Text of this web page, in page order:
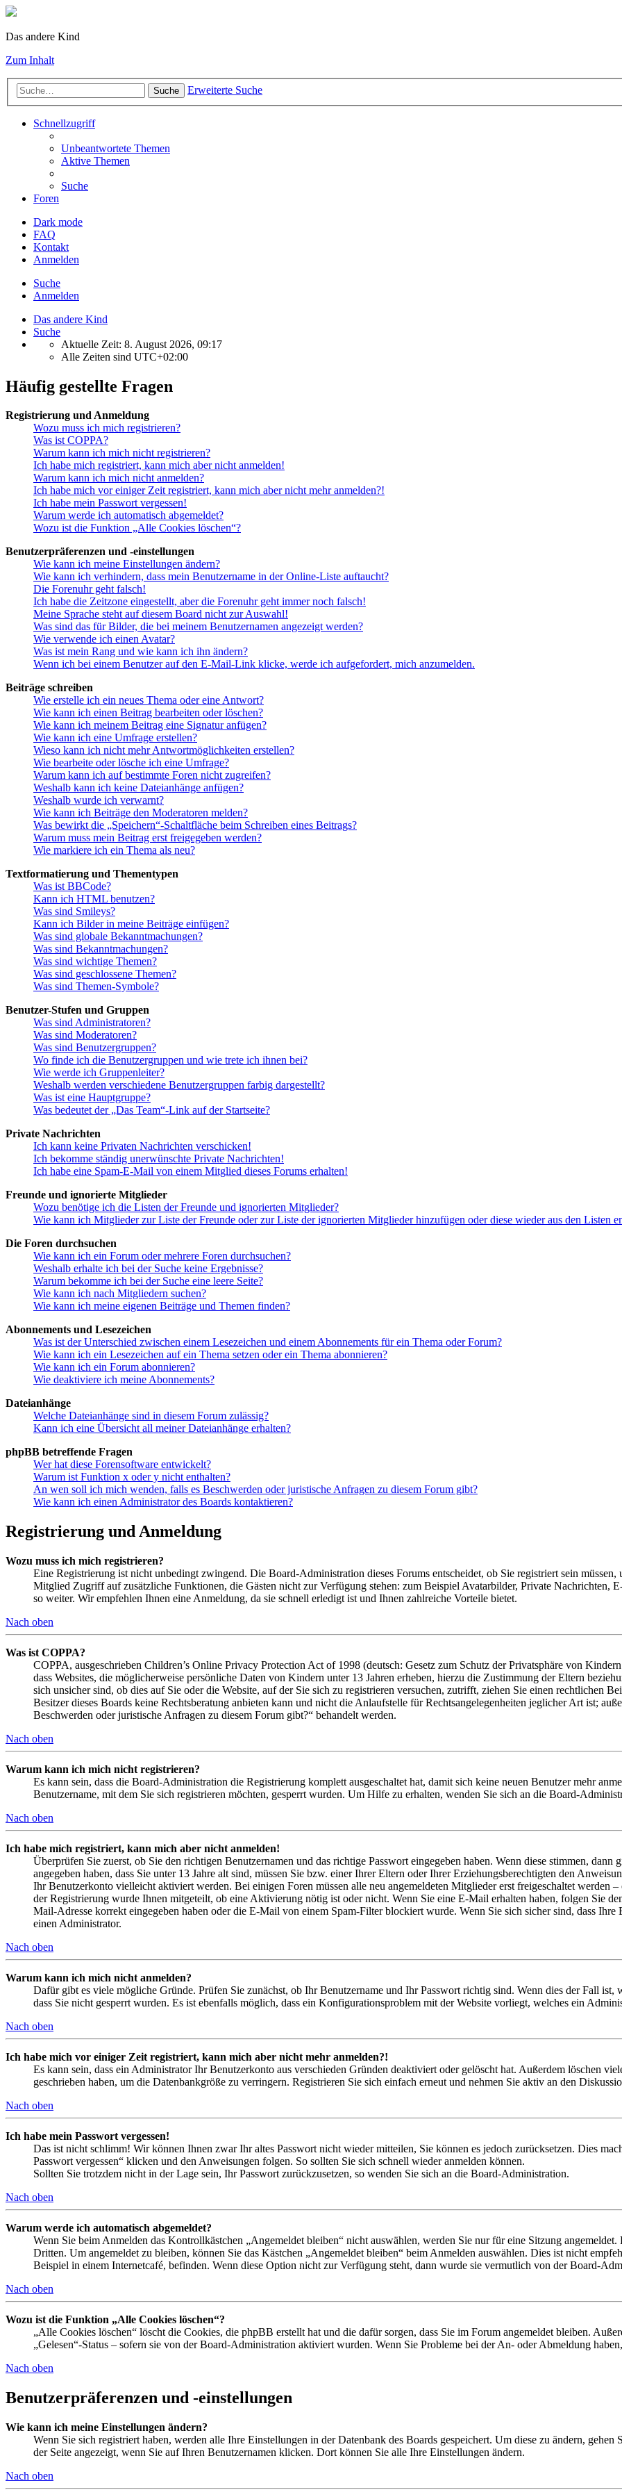
Das andere Kind
Zum Inhalt
Suche Erweiterte Suche
Schnellzugriff
Unbeantwortete Themen
Aktive Themen
Suche
Foren
Dark mode
FAQ
Kontakt
Anmelden
Suche
Anmelden
Das andere Kind
Suche
Aktuelle Zeit: 8. August 2026, 09:17
Alle Zeiten sind UTC+02:00
Häufig gestellte Fragen
Registrierung und Anmeldung
Wozu muss ich mich registrieren?
Was ist COPPA?
Warum kann ich mich nicht registrieren?
Ich habe mich registriert, kann mich aber nicht anmelden!
Warum kann ich mich nicht anmelden?
Ich habe mich vor einiger Zeit registriert, kann mich aber nicht mehr anmelden?!
Ich habe mein Passwort vergessen!
Warum werde ich automatisch abgemeldet?
Wozu ist die Funktion „Alle Cookies löschen“?
Benutzerpräferenzen und -einstellungen
Wie kann ich meine Einstellungen ändern?
Wie kann ich verhindern, dass mein Benutzername in der Online-Liste auftaucht?
Die Forenuhr geht falsch!
Ich habe die Zeitzone eingestellt, aber die Forenuhr geht immer noch falsch!
Meine Sprache steht auf diesem Board nicht zur Auswahl!
Was sind das für Bilder, die bei meinem Benutzernamen angezeigt werden?
Wie verwende ich einen Avatar?
Was ist mein Rang und wie kann ich ihn ändern?
Wenn ich bei einem Benutzer auf den E-Mail-Link klicke, werde ich aufgefordert, mich anzumelden.
Beiträge schreiben
Wie erstelle ich ein neues Thema oder eine Antwort?
Wie kann ich einen Beitrag bearbeiten oder löschen?
Wie kann ich meinem Beitrag eine Signatur anfügen?
Wie kann ich eine Umfrage erstellen?
Wieso kann ich nicht mehr Antwortmöglichkeiten erstellen?
Wie bearbeite oder lösche ich eine Umfrage?
Warum kann ich auf bestimmte Foren nicht zugreifen?
Weshalb kann ich keine Dateianhänge anfügen?
Weshalb wurde ich verwarnt?
Wie kann ich Beiträge den Moderatoren melden?
Was bewirkt die „Speichern“-Schaltfläche beim Schreiben eines Beitrags?
Warum muss mein Beitrag erst freigegeben werden?
Wie markiere ich ein Thema als neu?
Textformatierung und Thementypen
Was ist BBCode?
Kann ich HTML benutzen?
Was sind Smileys?
Kann ich Bilder in meine Beiträge einfügen?
Was sind globale Bekanntmachungen?
Was sind Bekanntmachungen?
Was sind wichtige Themen?
Was sind geschlossene Themen?
Was sind Themen-Symbole?
Benutzer-Stufen und Gruppen
Was sind Administratoren?
Was sind Moderatoren?
Was sind Benutzergruppen?
Wo finde ich die Benutzergruppen und wie trete ich ihnen bei?
Wie werde ich Gruppenleiter?
Weshalb werden verschiedene Benutzergruppen farbig dargestellt?
Was ist eine Hauptgruppe?
Was bedeutet der „Das Team“-Link auf der Startseite?
Private Nachrichten
Ich kann keine Privaten Nachrichten verschicken!
Ich bekomme ständig unerwünschte Private Nachrichten!
Ich habe eine Spam-E-Mail von einem Mitglied dieses Forums erhalten!
Freunde und ignorierte Mitglieder
Wozu benötige ich die Listen der Freunde und ignorierten Mitglieder?
Wie kann ich Mitglieder zur Liste der Freunde oder zur Liste der ignorierten Mitglieder hinzufügen oder diese wieder aus den Listen
Die Foren durchsuchen
Wie kann ich ein Forum oder mehrere Foren durchsuchen?
Weshalb erhalte ich bei der Suche keine Ergebnisse?
Warum bekomme ich bei der Suche eine leere Seite?
Wie kann ich nach Mitgliedern suchen?
Wie kann ich meine eigenen Beiträge und Themen finden?
Abonnements und Lesezeichen
Was ist der Unterschied zwischen einem Lesezeichen und einem Abonnements für ein Thema oder Forum?
Wie kann ich ein Lesezeichen auf ein Thema setzen oder ein Thema abonnieren?
Wie kann ich ein Forum abonnieren?
Wie deaktiviere ich meine Abonnements?
Dateianhänge
Welche Dateianhänge sind in diesem Forum zulässig?
Kann ich eine Übersicht all meiner Dateianhänge erhalten?
phpBB betreffende Fragen
Wer hat diese Forensoftware entwickelt?
Warum ist Funktion x oder y nicht enthalten?
An wen soll ich mich wenden, falls es Beschwerden oder juristische Anfragen zu diesem Forum gibt?
Wie kann ich einen Administrator des Boards kontaktieren?
Registrierung und Anmeldung
Wozu muss ich mich registrieren?
Eine Registrierung ist nicht unbedingt zwingend. Die Board-Administration dieses Forums entscheidet, ob Sie registriert sein
Mitglied Zugriff auf zusätzliche Funktionen, die Gästen nicht zur Verfügung stehen: zum Beispiel Avatarbilder, Private Nachrichten,
so weiter. Wir empfehlen Ihnen eine Anmeldung, da sie schnell erledigt ist und Ihnen zahlreiche Vorteile bietet.
Nach oben
Was ist COPPA?
COPPA, ausgeschrieben Children’s Online Privacy Protection Act of 1998 (deutsch: Gesetz zum Schutz der Privatsphäre von
dass Websites, die möglicherweise persönliche Daten von Kindern unter 13 Jahren erheben, hierzu die Zustimmung der Eltern
sich unsicher sind, ob dies auf Sie oder die Website, auf der Sie sich zu registrieren versuchen, zutrifft, ziehen Sie einen rechtlichen
Besitzer dieses Boards keine Rechtsberatung anbieten kann und nicht die Anlaufstelle für Rechtsangelegenheiten jeglicher Art ist;
Beschwerden oder juristische Anfragen zu diesem Forum gibt?“ behandelt werden.
Nach oben
Warum kann ich mich nicht registrieren?
Es kann sein, dass die Board-Administration die Registrierung komplett ausgeschaltet hat, damit sich keine neuen Benutzer mehr
Benutzername, mit dem Sie sich registrieren möchten, gesperrt wurden. Um Hilfe zu erhalten, wenden Sie sich an die Board-
Nach oben
Ich habe mich registriert, kann mich aber nicht anmelden!
Überprüfen Sie zuerst, ob Sie den richtigen Benutzernamen und das richtige Passwort eingegeben haben. Wenn diese stimmen, dann
angegeben haben, dass Sie unter 13 Jahre alt sind, müssen Sie bzw. einer Ihrer Eltern oder Ihrer Erziehungsberechtigten den
Ihr Benutzerkonto vielleicht aktiviert werden. Bei einigen Foren müssen alle neu angemeldeten Mitglieder erst freigeschaltet werden
der Registrierung wurde Ihnen mitgeteilt, ob eine Aktivierung nötig ist oder nicht. Wenn Sie eine E-Mail erhalten haben, folgen Sie
Mail-Adresse korrekt eingegeben haben oder die E-Mail von einem Spam-Filter blockiert wurde. Wenn Sie sich sicher sind, dass
einen Administrator.
Nach oben
Warum kann ich mich nicht anmelden?
Dafür gibt es viele mögliche Gründe. Prüfen Sie zunächst, ob Ihr Benutzername und Ihr Passwort richtig sind. Wenn dies der Fall ist,
dass Sie nicht gesperrt wurden. Es ist ebenfalls möglich, dass ein Konfigurationsproblem mit der Website vorliegt, welches ein
Nach oben
Ich habe mich vor einiger Zeit registriert, kann mich aber nicht mehr anmelden?!
Es kann sein, dass ein Administrator Ihr Benutzerkonto aus verschieden Gründen deaktiviert oder gelöscht hat. Außerdem löschen
geschrieben haben, um die Datenbankgröße zu verringern. Registrieren Sie sich einfach erneut und nehmen Sie aktiv an den
Nach oben
Ich habe mein Passwort vergessen!
Das ist nicht schlimm! Wir können Ihnen zwar Ihr altes Passwort nicht wieder mitteilen, Sie können es jedoch zurücksetzen. Dies
Passwort vergessen“ klicken und den Anweisungen folgen. So sollten Sie sich schnell wieder anmelden können.
Sollten Sie trotzdem nicht in der Lage sein, Ihr Passwort zurückzusetzen, so wenden Sie sich an die Board-Administration.
Nach oben
Warum werde ich automatisch abgemeldet?
Wenn Sie beim Anmelden das Kontrollkästchen „Angemeldet bleiben“ nicht auswählen, werden Sie nur für eine Sitzung
Dritten. Um angemeldet zu bleiben, können Sie das Kästchen „Angemeldet bleiben“ beim Anmelden auswählen. Dies ist nicht
Beispiel in einem Internetcafé, befinden. Wenn diese Option nicht zur Verfügung steht, dann wurde sie vermutlich von der Board-
Nach oben
Wozu ist die Funktion „Alle Cookies löschen“?
„Alle Cookies löschen“ löscht die Cookies, die phpBB erstellt hat und die dafür sorgen, dass Sie im Forum angemeldet bleiben.
„Gelesen“-Status – sofern sie von der Board-Administration aktiviert wurden. Wenn Sie Probleme bei der An- oder Abmeldung
Nach oben
Benutzerpräferenzen und -einstellungen
Wie kann ich meine Einstellungen ändern?
Wenn Sie sich registriert haben, werden alle Ihre Einstellungen in der Datenbank des Boards gespeichert. Um diese zu ändern,
der Seite angezeigt, wenn Sie auf Ihren Benutzernamen klicken. Dort können Sie alle Ihre Einstellungen ändern.
Nach oben